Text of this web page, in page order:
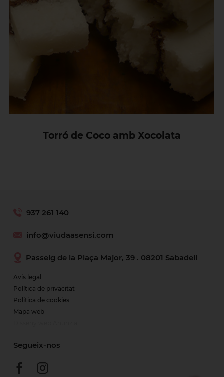
Torró de Coco amb Xocolata
937 261 140
info@viudaasensi.com
Passeig de la Plaça Major, 39 . 08201 Sabadell
Avís legal
Política de privacitat
Política de cookies
Mapa web
Segueix-nos